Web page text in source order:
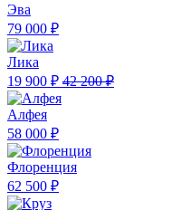
Эва
79 000 ₽
Лика
19 900 ₽ 42 200 ₽
Алфея
58 000 ₽
Флоренция
62 500 ₽